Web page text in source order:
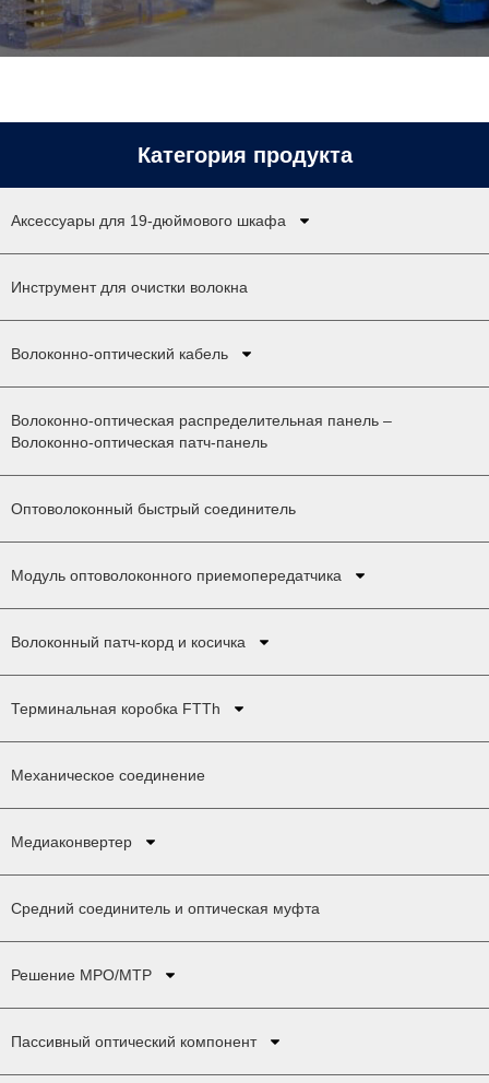
Категория продукта
Аксессуары для 19-дюймового шкафа
Инструмент для очистки волокна
Волоконно-оптический кабель
Волоконно-оптическая распределительная панель –
Волоконно-оптическая патч-панель
Оптоволоконный быстрый соединитель
Модуль оптоволоконного приемопередатчика
Волоконный патч-корд и косичка
Терминальная коробка FTTh
Механическое соединение
Медиаконвертер
Средний соединитель и оптическая муфта
Решение MPO/MTP
Пассивный оптический компонент